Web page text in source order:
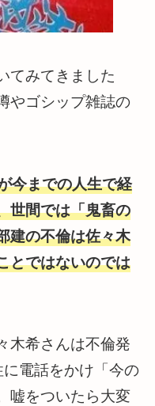
てみてきました
やゴシップ雑誌の
今までの人生で経
世間では「鬼畜の
建の不倫は佐々木
とではないのでは
木希さんは不倫発
電話をかけ「今の
嘘をついたら大変